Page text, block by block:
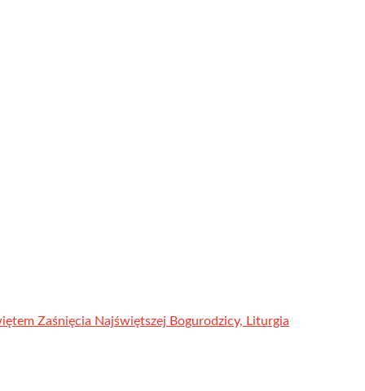
Zaśnięcia Najświętszej Bogurodzicy, Liturgia